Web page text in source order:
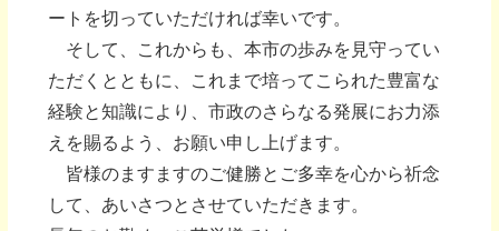
ートを切っていただければ幸いです。
そして、これからも、本市の歩みを見守ってい
ただくとともに、これまで培ってこられた豊富な
経験と知識により、市政のさらなる発展にお力添
えを賜るよう、お願い申し上げます。
皆様のますますのご健勝とご多幸を心から祈念
して、あいさつとさせていただきます。